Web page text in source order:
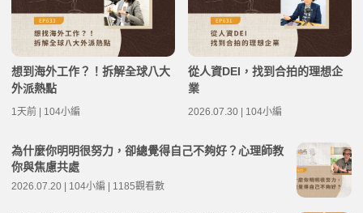
想到海外工作？！拆解全球八大
外派熱點
1天前 | 104小編
從人資DEI，找到合拍的理想企
業
2026.07.30 | 104小編
為什麼你明明很努力，卻總覺得自己不夠好？心理師教
你與焦慮共處
2026.07.20 | 104小編 | 1185觀看數